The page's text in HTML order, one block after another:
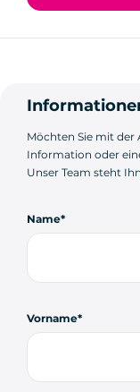
Möchten Sie mit
Information oder
Unser Team steht
Name
Vorname